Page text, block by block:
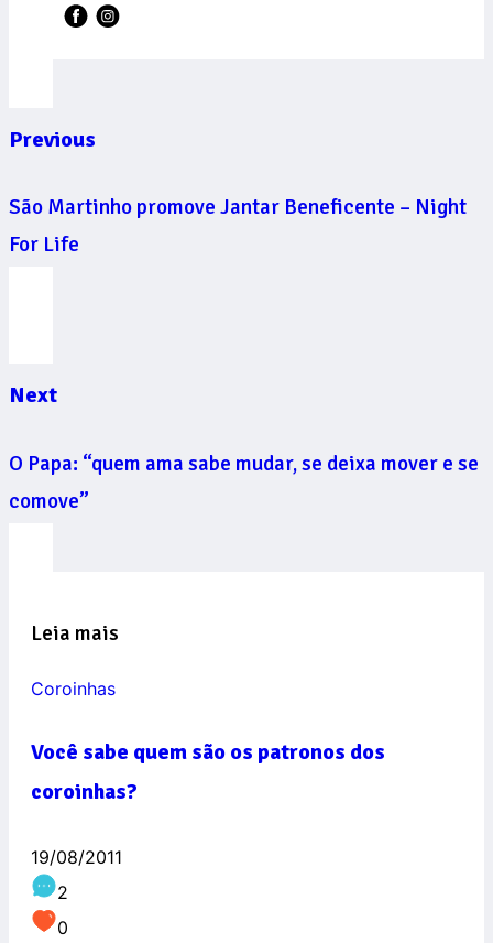
Previous
São Martinho promove Jantar Beneficente – Night
For Life
Next
O Papa: “quem ama sabe mudar, se deixa mover e se
comove”
Leia mais
Coroinhas
Você sabe quem são os patronos dos
coroinhas?
19/08/2011
2
0